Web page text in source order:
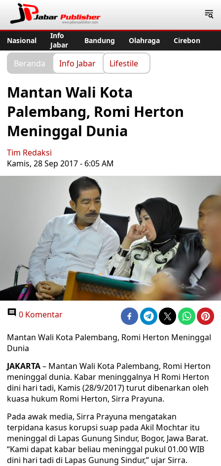
Nasional
Info
Jabar
Bandung Olahraga Cirebon
Beranda Info Jabar Lifestile
Mantan Wali Kota
Palembang, Romi Herton
Meninggal Dunia
Tim Redaksi
Kamis, 28 Sep 2017 - 6:05 AM
0 Komentar
Mantan Wali Kota Palembang, Romi Herton Meninggal
Dunia
JAKARTA– Mantan Wali Kota Palembang, Romi Herton
meninggal dunia. Kabar meninggalnya H Romi Herton
‎dini hari tadi, Kamis (28/9/2017) turut dibenarkan oleh
kuasa hukum Romi Herton, Sirra Prayuna.
‎Pada awak media, Sirra Prayuna mengatakan
terpidana kasus korupsi suap pada Akil Mochtar itu
meninggal di Lapas Gunung Sindur, Bogor, Jawa Barat.
“Kami dapat kabar beliau meninggal pukul 01.00 WIB
dini hari tadi di Lapas Gunung Sindur,” ujar Sirra.